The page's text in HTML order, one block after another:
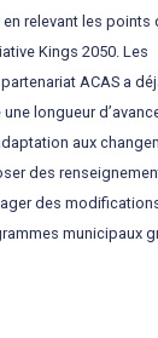
relevant les points
Kings 2050. Les
ACAS a
longueur
aux
des
des
municipaux